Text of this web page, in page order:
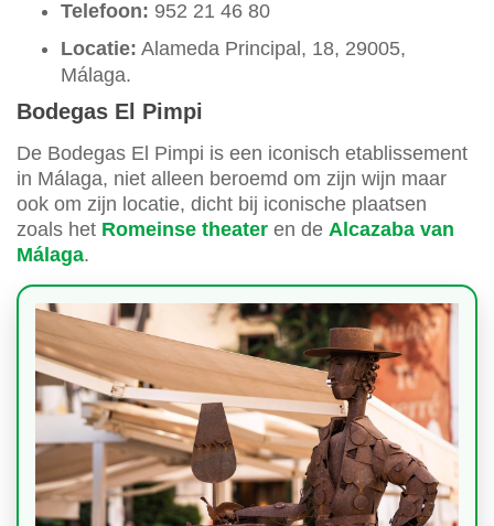
Telefoon: 952 21 46 80
Locatie: Alameda Principal, 18, 29005,
Málaga.
Bodegas El Pimpi
De Bodegas El Pimpi is een iconisch etablissement
in Málaga, niet alleen beroemd om zijn wijn maar
ook om zijn locatie, dicht bij iconische plaatsen
zoals het Romeinse theater en de Alcazaba van
Málaga.